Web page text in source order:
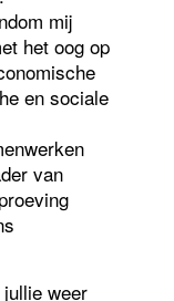
mij
het oog op
en sociale
van
weer